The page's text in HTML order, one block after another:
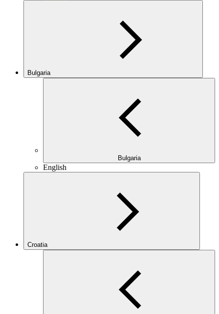
Bulgaria
Bulgaria
English
Croatia